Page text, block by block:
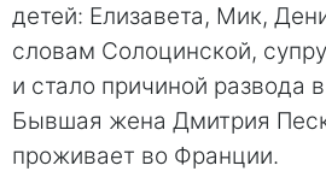
детей: Елизавета, Мик,
словам Солоцинской,
и стало причиной развода
Бывшая жена Дмитрия
проживает во Франции.